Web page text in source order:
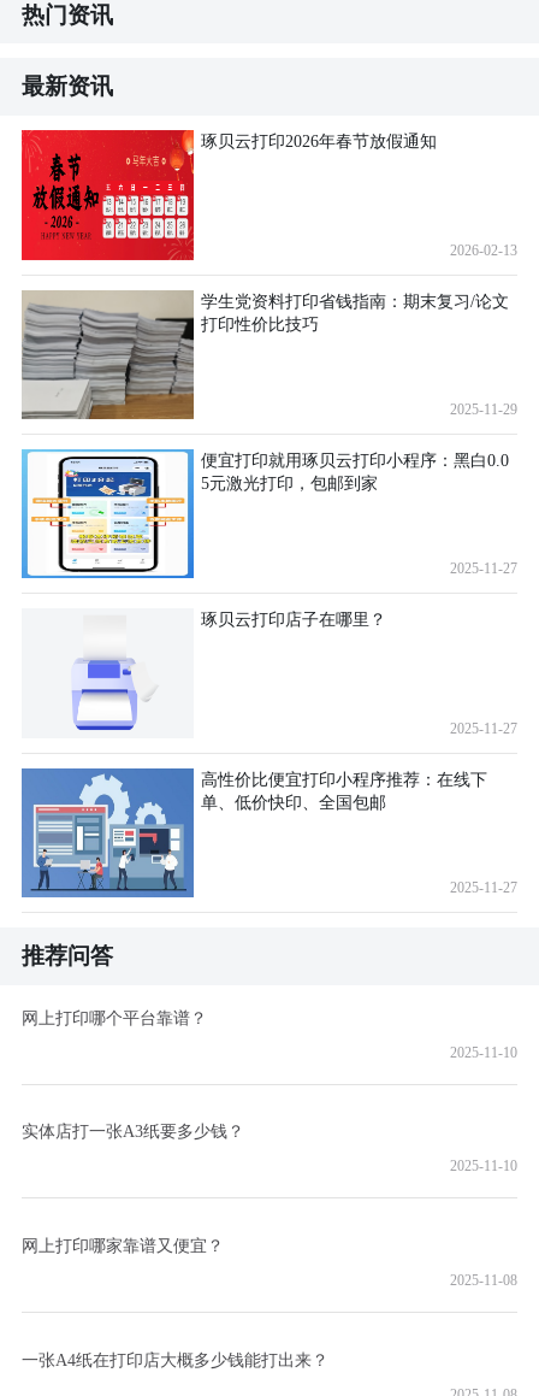
热门资讯
最新资讯
琢贝云打印2026年春节放假通知
2026-02-13
学生党资料打印省钱指南：期末复习/论文
打印性价比技巧
2025-11-29
便宜打印就用琢贝云打印小程序：黑白0.0
5元激光打印，包邮到家
2025-11-27
琢贝云打印店子在哪里？
2025-11-27
高性价比便宜打印小程序推荐：在线下
单、低价快印、全国包邮
2025-11-27
推荐问答
网上打印哪个平台靠谱？
2025-11-10
实体店打一张A3纸要多少钱？
2025-11-10
网上打印哪家靠谱又便宜？
2025-11-08
一张A4纸在打印店大概多少钱能打出来？